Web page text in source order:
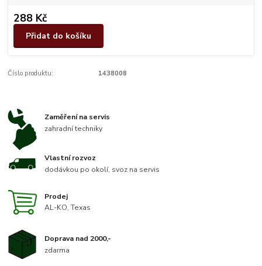
288 Kč
Přidat do košíku
Číslo produktu: 1438008
Zaměření na servis
zahradní techniky
Vlastní rozvoz
dodávkou po okolí, svoz na servis
Prodej
AL-KO, Texas
Doprava nad 2000,-
zdarma